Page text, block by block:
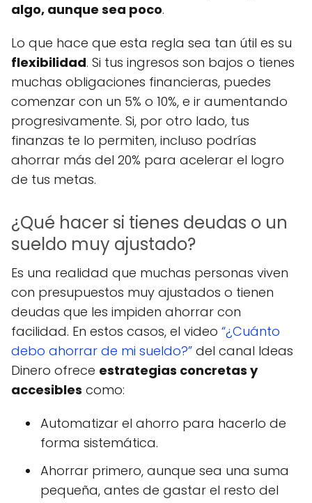
algo, aunque sea poco.
Lo que hace que esta regla sea tan útil es su
flexibilidad. Si tus ingresos son bajos o tienes
muchas obligaciones financieras, puedes
comenzar con un 5% o 10%, e ir aumentando
progresivamente. Si, por otro lado, tus
finanzas te lo permiten, incluso podrías
ahorrar más del 20% para acelerar el logro
de tus metas.
¿Qué hacer si tienes deudas o un
sueldo muy ajustado?
Es una realidad que muchas personas viven
con presupuestos muy ajustados o tienen
deudas que les impiden ahorrar con
facilidad. En estos casos, el video “¿Cuánto
debo ahorrar de mi sueldo?” del canal Ideas
Dinero ofrece estrategias concretas y
accesibles como:
Automatizar el ahorro para hacerlo de
forma sistemática.
Ahorrar primero, aunque sea una suma
pequeña, antes de gastar el resto del